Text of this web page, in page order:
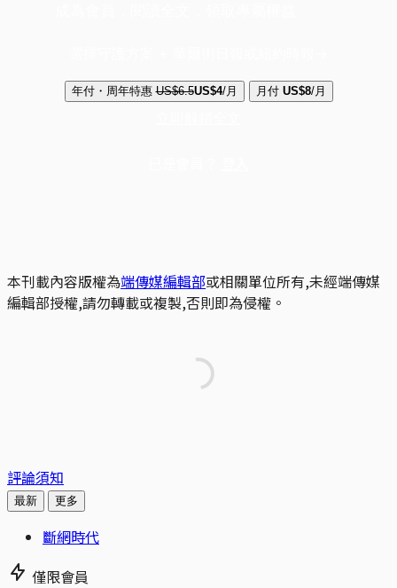
年付・周年特惠 US$6.5US$4/月 月付 US$8/月
本刊載內容版權為端傳媒編輯部或相關單位所有,未經端傳媒
編輯部授權,請勿轉載或複製,否則即為侵權。
評論須知
最新 更多
斷網時代
僅限會員